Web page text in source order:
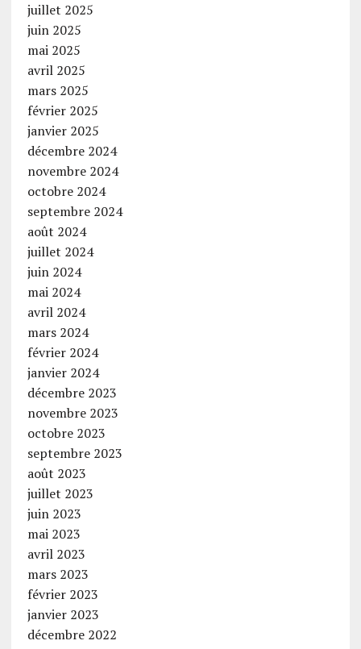
juillet 2025
juin 2025
mai 2025
avril 2025
mars 2025
février 2025
janvier 2025
décembre 2024
novembre 2024
octobre 2024
septembre 2024
août 2024
juillet 2024
juin 2024
mai 2024
avril 2024
mars 2024
février 2024
janvier 2024
décembre 2023
novembre 2023
octobre 2023
septembre 2023
août 2023
juillet 2023
juin 2023
mai 2023
avril 2023
mars 2023
février 2023
janvier 2023
décembre 2022